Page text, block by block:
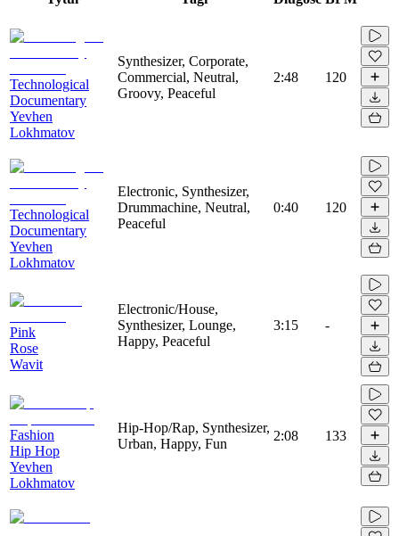
Technological
Documentary
Yevhen
Lokhmatov
Synthesizer, Corporate,
Commercial, Neutral,
Groovy, Peaceful
2:48 120
Technological
Documentary
Yevhen
Lokhmatov
Electronic, Synthesizer,
Drummachine, Neutral,
Peaceful
0:40 120
Pink
Rose
Wavit
Electronic/House,
Synthesizer, Lounge,
Happy, Peaceful
3:15 -
Fashion
Hip Hop
Yevhen
Lokhmatov
Hip-Hop/Rap, Synthesizer,
Urban, Happy, Fun
2:08 133